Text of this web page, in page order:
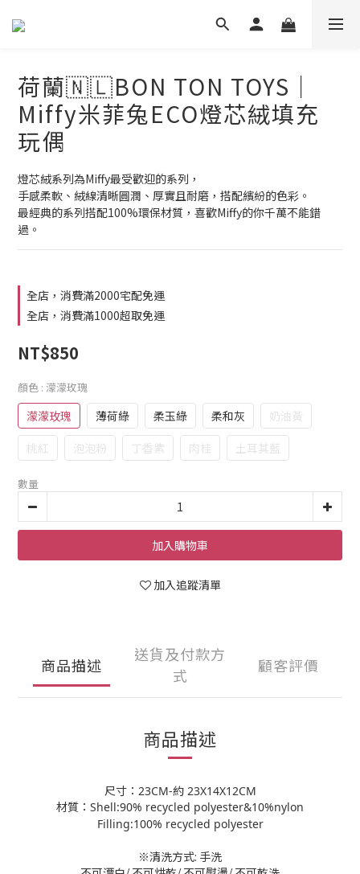
荷蘭🇳🇱BON TON TOYS｜
Miffy米菲兔ECO燈芯絨填充
玩偶
燈芯絨系列為Miffy最受歡迎的系列，
手感柔軟、絨線清晰圓潤、厚實且耐磨，搭配繽紛的色彩。
最經典的系列搭配100%環保材質，喜歡Miffy的你千萬不能錯
過。
全店，消費滿2000宅配免運
全店，消費滿1000超取免運
NT$850
顏色 : 濛濛玫瑰
濛濛玫瑰 薄荷綠 柔玉綠 柔和灰
奶油黃
桃紅
泡泡粉 丁香紫 肉桂 土耳其藍
數量
加入購物車
加入追蹤清單
商品描述
送貨及付款方
式
顧客評價
商品描述
尺寸：23CM-約 23X14X12CM
材質：Shell:90% recycled polyester&10%nylon
Filling:100% recycled polyester
※清洗方式: 手洗